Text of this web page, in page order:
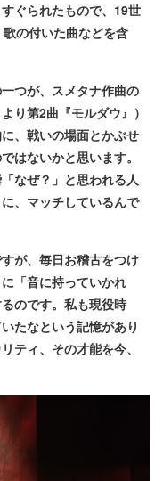
ぐられたもので、19世
の付いた曲などを含
つが、スメタナ作曲の
り第2曲『モルダウ』）
、戦いの場面とかぶせ
はないかと思います。
なぜ？」と思われる人
、マッチしているんで
が、毎日お稽古をつけ
「音に持っていかれ
のです。私も現役時
たなという記憶があり
ティ、その才能を今、